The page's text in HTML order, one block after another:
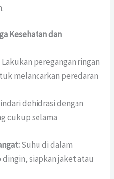
Kesehatan dan
Lakukan peregangan ringan
melancarkan peredaran
dehidrasi dengan
cukup selama
Suhu di dalam
siapkan jaket atau